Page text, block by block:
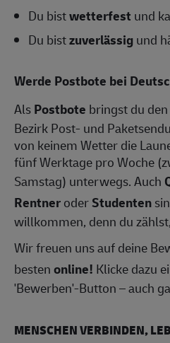
Du bistwetterfest und
Du bistzuverlässigund
Werde Postbote bei
AlsPostbote bringst du
Bezirk Post- und
von keinem Wetter die
fünf Werktage pro Woche
Samstag) unterwegs. Auch
RentneroderStudenten
willkommen, denn du
Wir freuen uns auf deine
bestenonline! Klicke dazu
'Bewerben'-Button – auch
MENSCHEN VERBINDEN,